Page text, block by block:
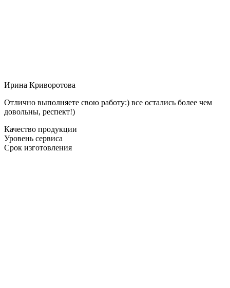
Ирина Криворотова
Отлично выполняете свою работу:) все остались более чем
довольны, респект!)
Качество продукции
Уровень сервиса
Срок изготовления